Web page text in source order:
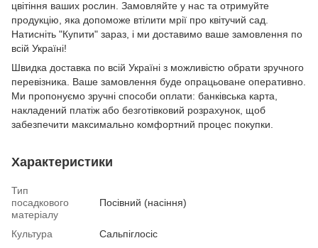
цвітіння ваших рослин. Замовляйте у нас та отримуйте
продукцію, яка допоможе втілити мрії про квітучий сад.
Натисніть "Купити" зараз, і ми доставимо ваше замовлення по
всій Україні!
Швидка доставка по всій Україні з можливістю обрати зручного
перевізника. Ваше замовлення буде опрацьоване оперативно.
Ми пропонуємо зручні способи оплати: банківська карта,
накладений платіж або безготівковий розрахунок, щоб
забезпечити максимально комфортний процес покупки.
Характеристики
Тип
посадкового
матеріалу
Посівний (насіння)
Культура
Сальпіглосіс